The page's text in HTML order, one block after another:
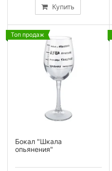
Купить
Топ продаж
Бокал "Шкала
опьянения"